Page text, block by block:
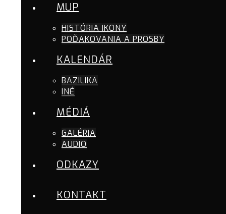
MUP
HISTÓRIA IKONY
POĎAKOVANIA A PROSBY
KALENDÁR
BAZILIKA
INÉ
MÉDIÁ
GALÉRIA
AUDIO
ODKAZY
KONTAKT